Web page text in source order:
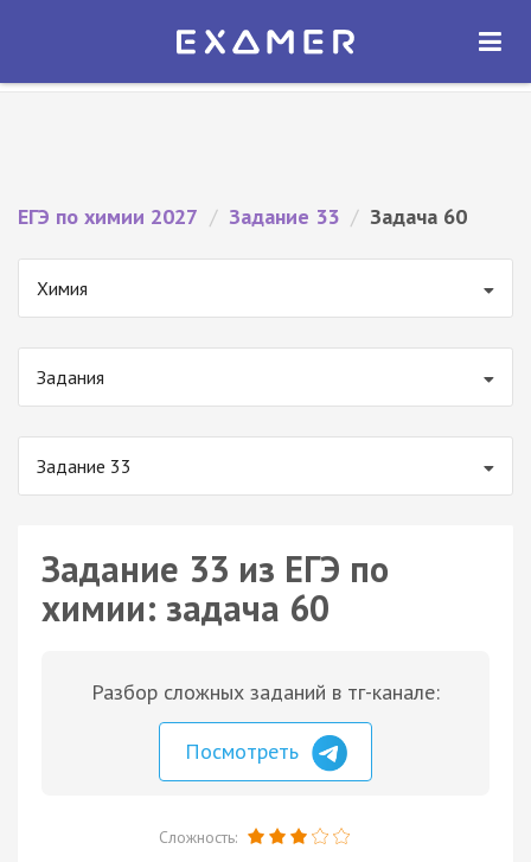
Экзамер — ЕГЭ 2027
ОТКРЫТЬ
ЕГЭ по химии 2027 / Задание 33 / Задача 60
Химия
Задания
Задание 33
Задание 33 из ЕГЭ по
химии: задача 60
Разбор сложных заданий в тг-канале:
Посмотреть
Сложность: